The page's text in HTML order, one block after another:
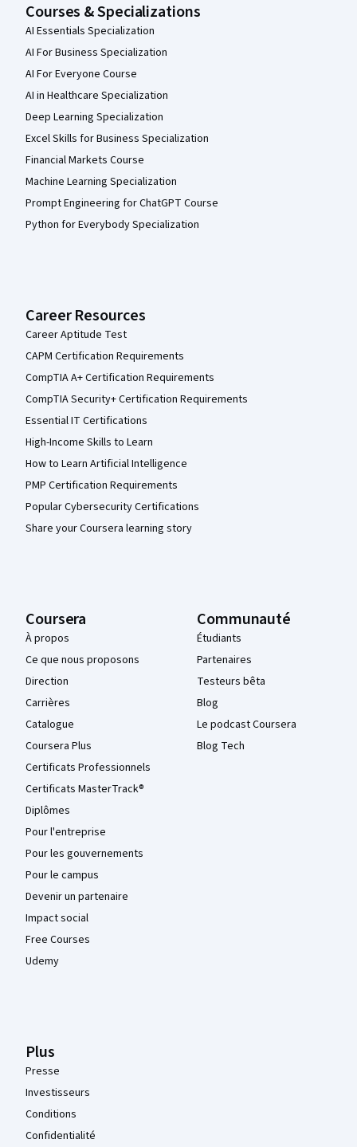
Courses & Specializations
AI Essentials Specialization
AI For Business Specialization
AI For Everyone Course
AI in Healthcare Specialization
Deep Learning Specialization
Excel Skills for Business Specialization
Financial Markets Course
Machine Learning Specialization
Prompt Engineering for ChatGPT Course
Python for Everybody Specialization
Career Resources
Career Aptitude Test
CAPM Certification Requirements
CompTIA A+ Certification Requirements
CompTIA Security+ Certification Requirements
Essential IT Certifications
High-Income Skills to Learn
How to Learn Artificial Intelligence
PMP Certification Requirements
Popular Cybersecurity Certifications
Share your Coursera learning story
Coursera
À propos
Ce que nous proposons
Direction
Carrières
Catalogue
Coursera Plus
Certificats Professionnels
Certificats MasterTrack®
Diplômes
Pour l'entreprise
Pour les gouvernements
Pour le campus
Devenir un partenaire
Impact social
Free Courses
Udemy
Communauté
Étudiants
Partenaires
Testeurs bêta
Blog
Le podcast Coursera
Blog Tech
Plus
Presse
Investisseurs
Conditions
Confidentialité